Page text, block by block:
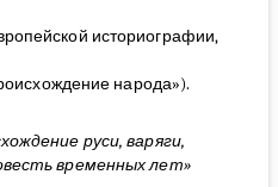
историографии,
народа»).
руси, варяги,
временных лет»